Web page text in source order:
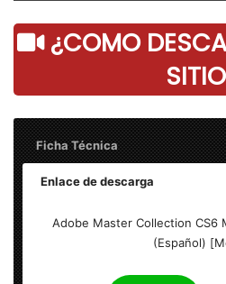
¿COMO
Ficha Técnica
Enlace de descarga
Idioma: Multilenguaje (Español)
Adobe Master Collection CS6
(Español)